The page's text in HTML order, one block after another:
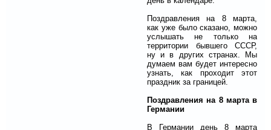
Поздравления на 8 марта,
как уже было сказано, можно
услышать не только на
территории бывшего СССР,
ну и в других странах. Мы
думаем вам будет интересно
узнать, как проходит этот
праздник за границей.
Поздравления на 8 марта в
Германии
В Германии день 8 марта